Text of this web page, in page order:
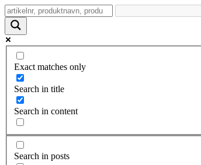
Exact matches only
Search in title
Search in content
Search in posts